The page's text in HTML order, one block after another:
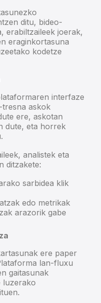
ditu, bideo-
erabiltzaileek joerak,
eraginkortasuna
kodetze
interfaze
tresna askok
ere, askotan
dute, eta horrek
analistek eta
ditzakete:
sarbidea klik
edo metrikak
arazorik gabe
ere paper
lan-fluxu
gaitasunak
luzerako